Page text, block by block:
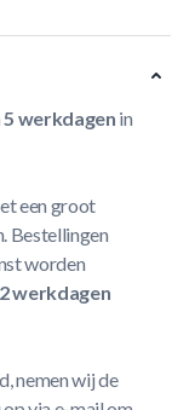
5 werkdagen in
een groot
Bestellingen
worden
2 werkdagen
nemen wij de